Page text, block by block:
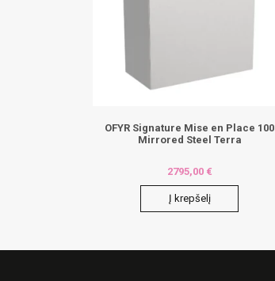
OFYR Signature Mise en Place 100
Mirrored Steel Terra
2795,00 €
Į krepšelį